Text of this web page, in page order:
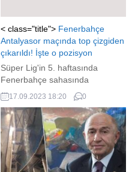
< class="title"> Fenerbahçe
Antalyasor maçında top çizgiden
çıkarıldı! İşte o pozisyon
Süper Lig'in 5. haftasında
Fenerbahçe sahasında
Antalyaspor'u konuk etti.
Mücadelenin ilk dakikalarında
Fenerbahçe'den Serdar Aziz son
anda Antalyaspor'un golünü
çizgiden çıkarttı. İşte o
pozisyon...
17.09.2023 18:20 0